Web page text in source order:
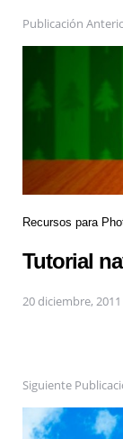
Publicación
Recursos para
Tutorial
20 diciembre, 2011
Siguiente